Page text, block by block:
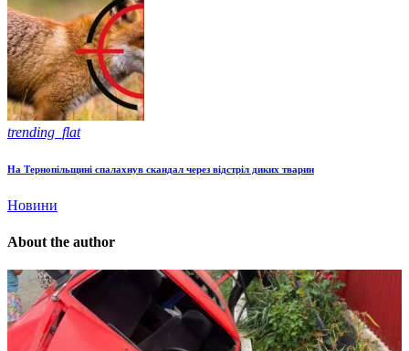
trending_flat
На Тернопільщині спалахнув скандал через відстріл диких тварин
Новини
About the author